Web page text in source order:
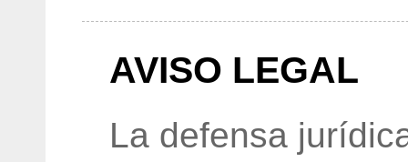
AVISO LEGAL
La defensa